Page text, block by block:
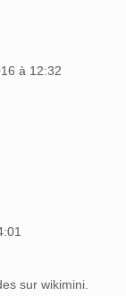
à 12:32
sur wikimini.